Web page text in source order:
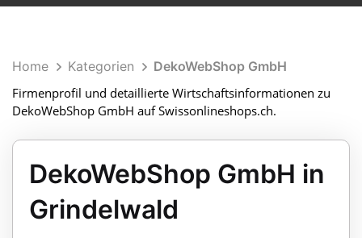
Home Kategorien
DekoWebShop GmbH
Firmenprofil und detaillierte Wirtschaftsinformationen zu
DekoWebShop GmbH auf Swissonlineshops.ch.
DekoWebShop GmbH in
Grindelwald